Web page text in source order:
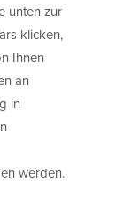
unten zur
klicken,
Ihnen
an
in
werden.